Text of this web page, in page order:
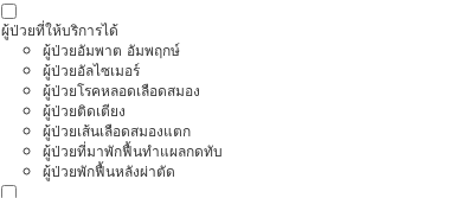
ผู้ป่วยที่ให้บริการได้
ผู้ป่วยอัมพาต อัมพฤกษ์
ผู้ป่วยอัลไซเมอร์
ผู้ป่วยโรคหลอดเลือดสมอง
ผู้ป่วยติดเตียง
ผู้ป่วยเส้นเลือดสมองแตก
ผู้ป่วยที่มาพักฟื้นทำแผลกดทับ
ผู้ป่วยพักฟื้นหลังผ่าตัด